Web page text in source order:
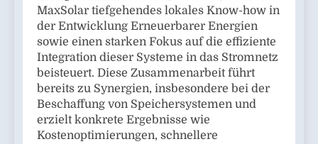
MaxSolar tiefgehendes lokales Know-how in
der Entwicklung Erneuerbarer Energien
sowie einen starken Fokus auf die effiziente
Integration dieser Systeme in das Stromnetz
beisteuert. Diese Zusammenarbeit führt
bereits zu Synergien, insbesondere bei der
Beschaffung von Speichersystemen und
erzielt konkrete Ergebnisse wie
Kostenoptimierungen, schnellere